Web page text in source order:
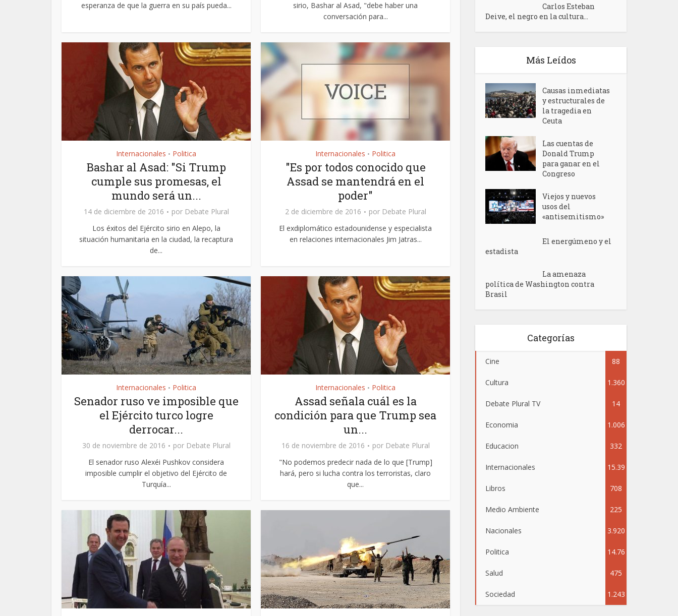
esperanza de que la guerra en su país pueda...
sirio, Bashar al Asad, "debe haber una
conversación para...
Internacionales • Politica
Bashar al Asad: "Si Trump
cumple sus promesas, el
mundo será un...
14 de diciembre de 2016 por Debate Plural
Los éxitos del Ejército sirio en Alepo, la
situación humanitaria en la ciudad, la recaptura
de...
Internacionales • Politica
"Es por todos conocido que
Assad se mantendrá en el
poder"
2 de diciembre de 2016 por Debate Plural
El exdiplomático estadounidense y especialista
en relaciones internacionales Jim Jatras...
Internacionales • Politica
Senador ruso ve imposible que
el Ejército turco logre
derrocar...
30 de noviembre de 2016 por Debate Plural
El senador ruso Alexéi Pushkov considera
imposible cumplir el objetivo del Ejército de
Turquía...
Internacionales • Politica
Assad señala cuál es la
condición para que Trump sea
un...
16 de noviembre de 2016 por Debate Plural
"No podemos predecir nada de lo que [Trump]
hará, pero si lucha contra los terroristas, claro
que...
Carlos Esteban
Deive, el negro en la cultura...
Más Leídos
Causas inmediatas
y estructurales de
la tragedia en
Ceuta
Las cuentas de
Donald Trump
para ganar en el
Congreso
Viejos y nuevos
usos del
«antisemitismo»
El energúmeno y el
estadista
La amenaza
política de Washington contra
Brasil
Categorías
Cine 88
Cultura 1.360
Debate Plural TV 14
Economia 1.006
Educacion 332
Internacionales 15.39
5
Libros 708
Medio Ambiente 225
Nacionales 3.920
Politica 14.76
4
Salud 475
Sociedad 1.243